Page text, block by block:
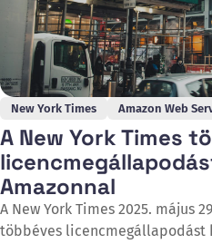
New York Times Amazon Web
A New York Times
Amazonnal
A New York Times 2025. május
többéves licencmegállapodást